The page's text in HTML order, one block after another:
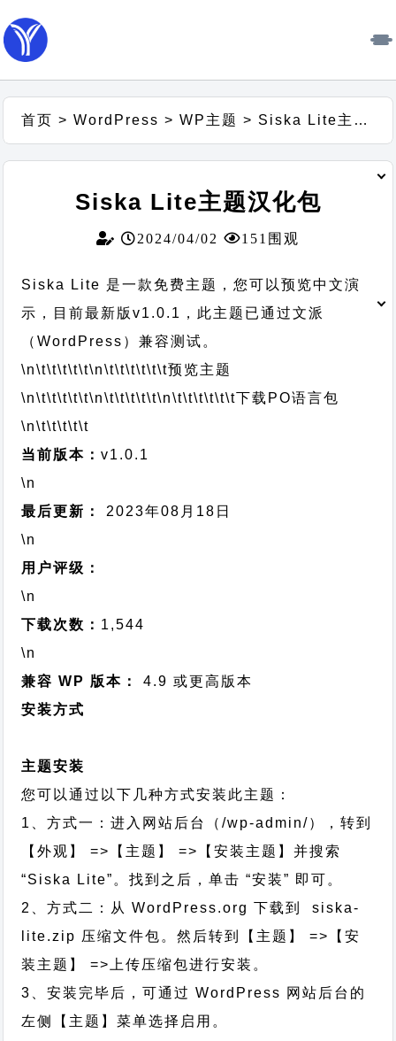
首页 >WordPress >WP主题 > Siska Lite主题汉化包
Siska Lite主题汉化包
2024/04/02 151围观
Siska Lite 是一款免费主题，您可以预览中文演
示，目前最新版v1.0.1，此主题已通过文派
（WordPress）兼容测试。
\n\t\t\t\t\t\n\t\t\t\t\t\t预览主题
\n\t\t\t\t\t\n\t\t\t\t\t\n\t\t\t\t\t\t下载PO语言包
\n\t\t\t\t\t
当前版本：v1.0.1
\n
最后更新：
2023年08月18日
\n
用户评级：
\n
下载次数： 1,544
\n
兼容 WP 版本：
4.9 或更高版本
安装方式
主题安装
您可以通过以下几种方式安装此主题：
1、方式一：进入网站后台（/wp-admin/），转到
【外观】 =>【主题】 =>【安装主题】并搜索
“Siska Lite”。找到之后，单击 “安装” 即可。
2、方式二：从 WordPress.org 下载到 siska-
lite.zip 压缩文件包。然后转到【主题】 =>【安
装主题】 =>上传压缩包进行安装。
3、安装完毕后，可通过 WordPress 网站后台的
左侧【主题】菜单选择启用。